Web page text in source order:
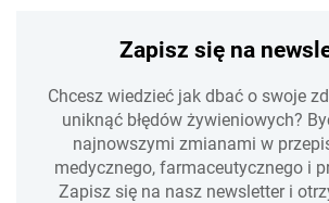
Zapisz się na
Chcesz wiedzieć jak dbać o swoje
uniknąć błędów żywieniowych?
najnowszymi zmianami w
medycznego, farmaceutycznego i
Zapisz się na nasz newsletter i